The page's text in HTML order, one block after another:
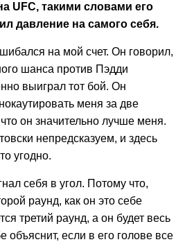
UFC, такими словами его
давление на самого себя.
на мой счет. Он говорил,
шанса против Пэдди
выиграл тот бой. Он
меня за две
он значительно лучше меня.
непредсказуем, и здесь
угодно.
себя в угол. Потому что,
раунд, как он это себе
третий раунд, а он будет весь
объяснит, если в его голове все